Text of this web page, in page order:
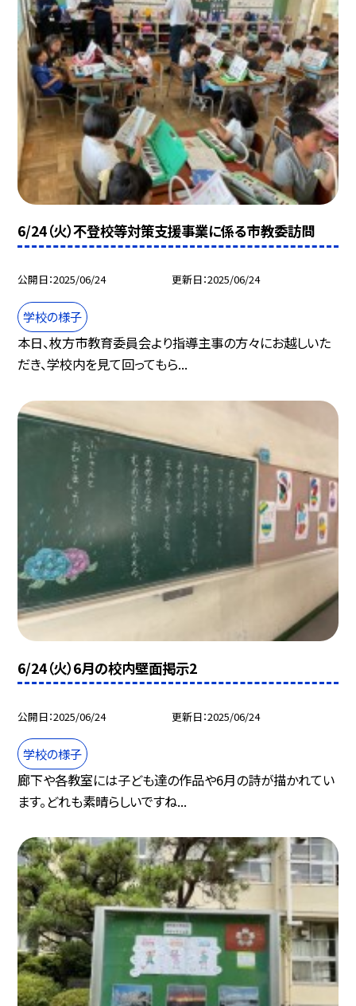
6/24（火）不登校等対策支援事業に係る市教委訪問
公開日 2025/06/24 更新日 2025/06/24
学校の様子
本日、枚方市教育委員会より指導主事の方々にお越しいた
だき、学校内を見て回ってもら...
6/24（火）6月の校内壁面掲示2
公開日 2025/06/24 更新日 2025/06/24
学校の様子
廊下や各教室には子ども達の作品や6月の詩が描かれてい
ます。どれも素晴らしいですね...